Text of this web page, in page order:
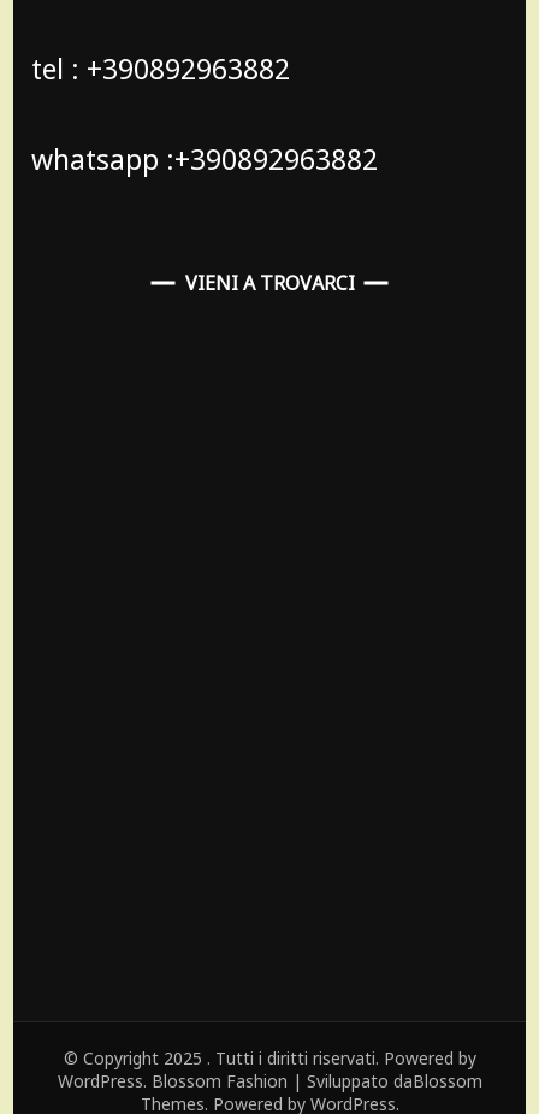
tel : +390892963882
whatsapp :+390892963882
VIENI A TROVARCI
© Copyright 2025 . Tutti i diritti riservati. Powered by
WordPress. Blossom Fashion | Sviluppato daBlossom
Themes. Powered by WordPress.